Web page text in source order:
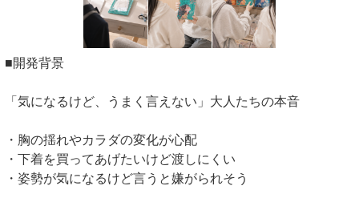
■開発背景
「気になるけど、うまく言えない」大人たちの本音
・胸の揺れやカラダの変化が心配
・下着を買ってあげたいけど渡しにくい
・姿勢が気になるけど言うと嫌がられそう